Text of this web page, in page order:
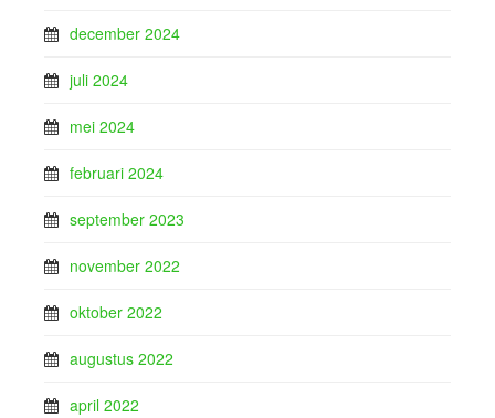
december 2024
juli 2024
mei 2024
februari 2024
september 2023
november 2022
oktober 2022
augustus 2022
april 2022